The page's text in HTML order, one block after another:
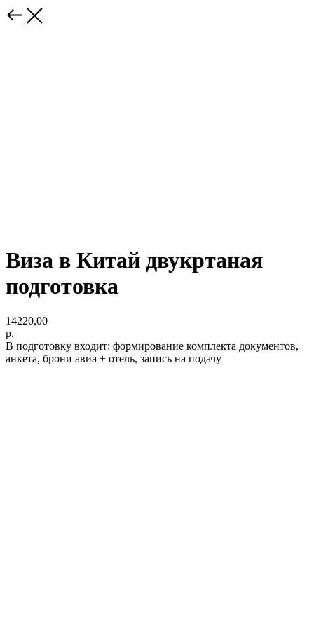
Виза в Китай двукртаная
подготовка
14220,00
р.
В подготовку входит: формирование комплекта документов,
анкета, брони авиа + отель, запись на подачу